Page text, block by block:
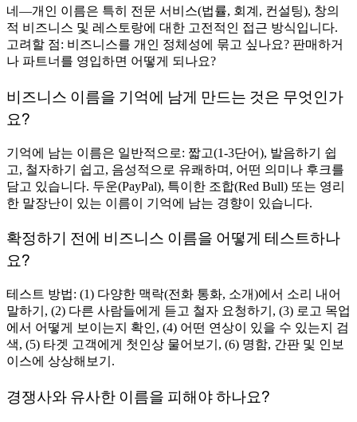
네—개인 이름은 특히 전문 서비스(법률, 회계, 컨설팅), 창의
적 비즈니스 및 레스토랑에 대한 고전적인 접근 방식입니다.
고려할 점: 비즈니스를 개인 정체성에 묶고 싶나요? 판매하거
나 파트너를 영입하면 어떻게 되나요?
비즈니스 이름을 기억에 남게 만드는 것은 무엇인가
요?
기억에 남는 이름은 일반적으로: 짧고(1-3단어), 발음하기 쉽
고, 철자하기 쉽고, 음성적으로 유쾌하며, 어떤 의미나 후크를
담고 있습니다. 두운(PayPal), 특이한 조합(Red Bull) 또는 영리
한 말장난이 있는 이름이 기억에 남는 경향이 있습니다.
확정하기 전에 비즈니스 이름을 어떻게 테스트하나
요?
테스트 방법: (1) 다양한 맥락(전화 통화, 소개)에서 소리 내어
말하기, (2) 다른 사람들에게 듣고 철자 요청하기, (3) 로고 목업
에서 어떻게 보이는지 확인, (4) 어떤 연상이 있을 수 있는지 검
색, (5) 타겟 고객에게 첫인상 물어보기, (6) 명함, 간판 및 인보
이스에 상상해보기.
경쟁사와 유사한 이름을 피해야 하나요?